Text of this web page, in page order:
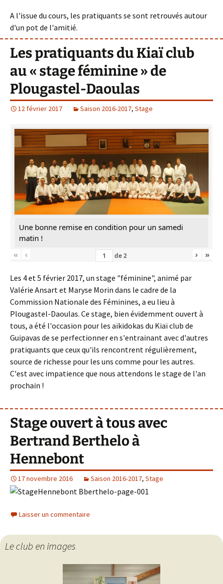
A l'issue du cours, les pratiquants se sont retrouvés autour
d'un pot de l'amitié.
Les pratiquants du Kiaï club
au « stage féminine » de
Plougastel-Daoulas
12 février 2017 Saison 2016-2017, Stage
Une bonne remise en condition pour un samedi
matin !
«
‹ de2 › »
Les 4 et 5 février 2017, un stage "féminine", animé par
Valérie Ansart et Maryse Morin dans le cadre de la
Commission Nationale des Féminines, a eu lieu à
Plougastel-Daoulas. Ce stage, bien évidemment ouvert à
tous, a été l'occasion pour les aïkidokas du Kiaï club de
Guipavas de se perfectionner en s'entrainant avec d'autres
pratiquants que ceux qu'ils rencontrent régulièrement,
source de richesse pour les uns comme pour les autres.
C'est avec impatience que nous attendons le stage de l'an
prochain !
Stage ouvert à tous avec
Bertrand Berthelo à
Hennebont
17 novembre 2016 Saison 2016-2017, Stage
Laisser un commentaire
Le club en images